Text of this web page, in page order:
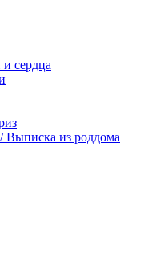
сердца
Выписка из роддома